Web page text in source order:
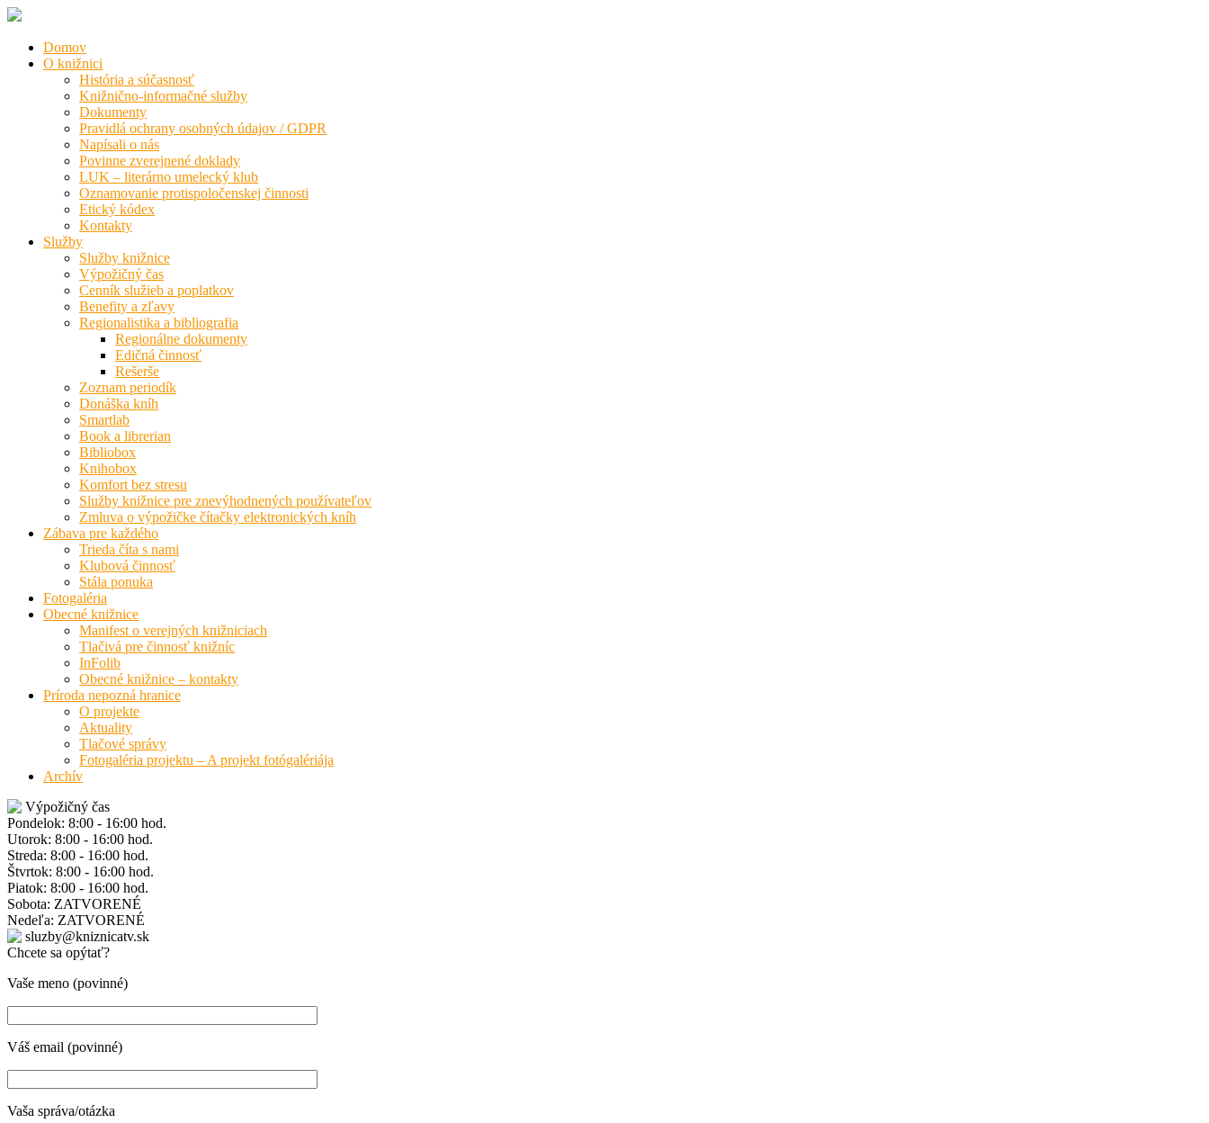
Domov
O knižnici
História a súčasnosť
Knižnično-informačné služby
Dokumenty
Pravidlá ochrany osobných údajov / GDPR
Napísali o nás
Povinne zverejnené doklady
LUK – literárno umelecký klub
Oznamovanie protispoločenskej činnosti
Etický kódex
Kontakty
Služby
Služby knižnice
Výpožičný čas
Cenník služieb a poplatkov
Benefity a zľavy
Regionalistika a bibliografia
Regionálne dokumenty
Edičná činnosť
Rešerše
Zoznam periodík
Donáška kníh
Smartlab
Book a librerian
Bibliobox
Knihobox
Komfort bez stresu
Služby knižnice pre znevýhodnených používateľov
Zmluva o výpožičke čítačky elektronických kníh
Zábava pre každého
Trieda číta s nami
Klubová činnosť
Stála ponuka
Fotogaléria
Obecné knižnice
Manifest o verejných knižniciach
Tlačivá pre činnosť knižníc
InFolib
Obecné knižnice – kontakty
Príroda nepozná hranice
O projekte
Aktuality
Tlačové správy
Fotogaléria projektu – A projekt fotógalériája
Archív
Výpožičný čas
Pondelok: 8:00 - 16:00 hod.
Utorok: 8:00 - 16:00 hod.
Streda: 8:00 - 16:00 hod.
Štvrtok: 8:00 - 16:00 hod.
Piatok: 8:00 - 16:00 hod.
Sobota: ZATVORENÉ
Nedeľa: ZATVORENÉ
sluzby@kniznicatv.sk
Chcete sa opýtať?
Vaše meno (povinné)
Váš email (povinné)
Vaša správa/otázka